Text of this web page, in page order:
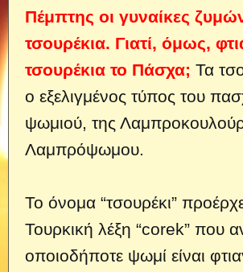
Πέμπτης οι γυναίκες
τσουρέκια. Γιατί, όμως,
τσουρέκια το Πάσχα; Τα
ο εξελιγμένος τύπος του
ψωμιού, της
Λαμπρόψωμου.
Το όνομα “τσουρέκι”
Τουρκική λέξη “corek” που
οποιοδήποτε ψωμί είναι